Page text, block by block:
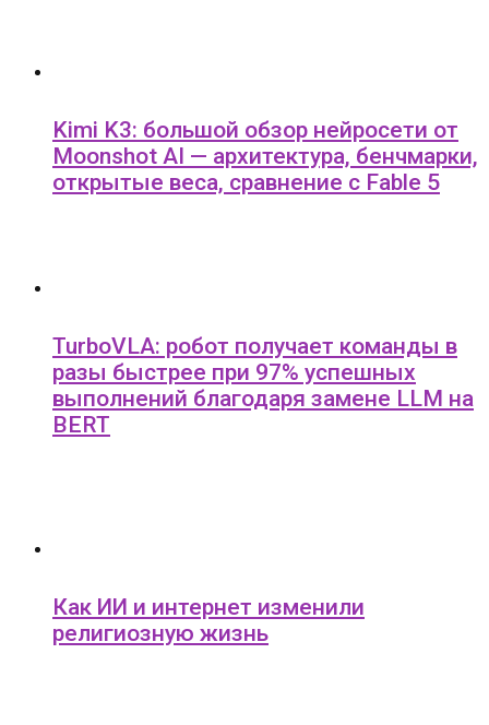
Kimi K3: большой обзор нейросети от
Moonshot AI — архитектура, бенчмарки,
открытые веса, сравнение с Fable 5
TurboVLA: робот получает команды в
разы быстрее при 97% успешных
выполнений благодаря замене LLM на
BERT
Как ИИ и интернет изменили
религиозную жизнь